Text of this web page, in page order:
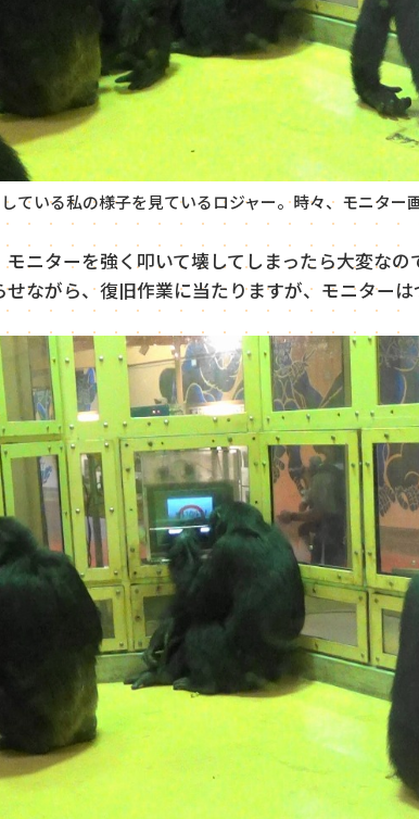
ている私の様子を見ているロジャー。時々、モニター
モニターを強く叩いて壊してしまったら大変な
せながら、復旧作業に当たりますが、モニターは